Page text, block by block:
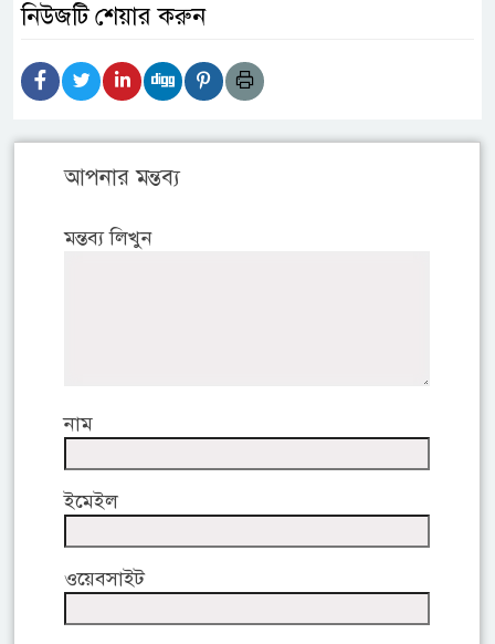
নিউজটি শেয়ার করুন
আপনার মন্তব্য
মন্তব্য লিখুন
নাম
ইমেইল
ওয়েবসাইট